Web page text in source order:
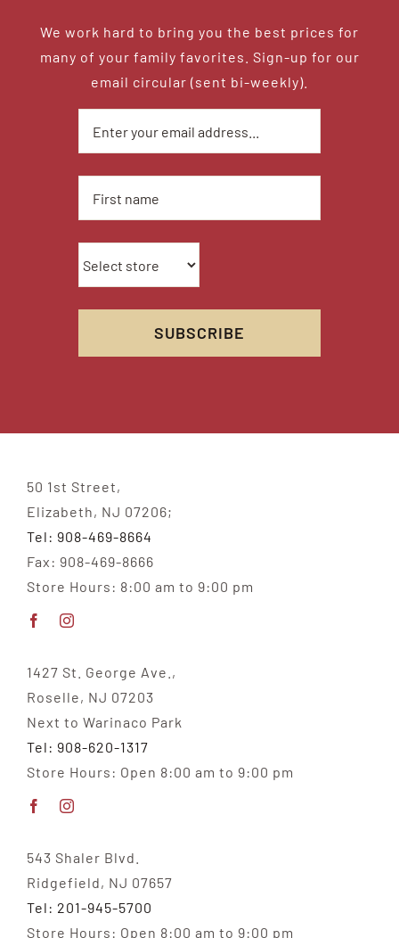
We work hard to bring you the best prices for
many of your family favorites. Sign-up for our
email circular (sent bi-weekly).
50 1st Street,
Elizabeth, NJ 07206;
Tel: 908-469-8664
Fax: 908-469-8666
Store Hours: 8:00 am to 9:00 pm
1427 St. George Ave.,
Roselle, NJ 07203
Next to Warinaco Park
Tel: 908-620-1317
Store Hours: Open 8:00 am to 9:00 pm
543 Shaler Blvd.
Ridgefield, NJ 07657
Tel: 201-945-5700
Store Hours: Open 8:00 am to 9:00 pm